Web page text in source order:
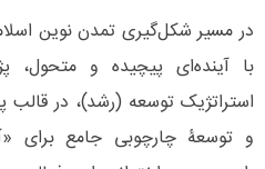
در مسیر شکل‌گیری تمدن نوین
با آینده‌ای پیچیده و متحول،
استراتژیک توسعه (رشد)، در قالب
و توسعۀ چارچوبی جامع برای